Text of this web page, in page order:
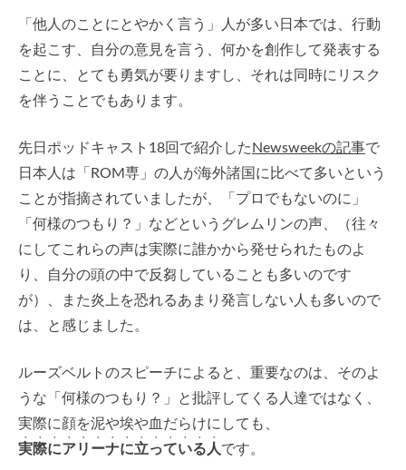
「他人のことにとやかく言う」人が多い日本では、行動
を起こす、自分の意見を言う、何かを創作して発表する
ことに、とても勇気が要りますし、それは同時にリスク
を伴うことでもあります。
先日ポッドキャスト18回で紹介した Newsweekの記事で
日本人は「ROM専」の人が海外諸国に比べて多いという
ことが指摘されていましたが、「プロでもないのに」
「何様のつもり？」などというグレムリンの声、（往々
にしてこれらの声は実際に誰かから発せられたものよ
り、自分の頭の中で反芻していることも多いのです
が）、また炎上を恐れるあまり発言しない人も多いので
は、と感じました。
ルーズベルトのスピーチによると、重要なのは、そのよ
うな「何様のつもり？」と批評してくる人達ではなく、
実際に顔を泥や埃や血だらけにしても、
実際にアリーナに立っている人
・・・・・・・・・・・・・・
です。